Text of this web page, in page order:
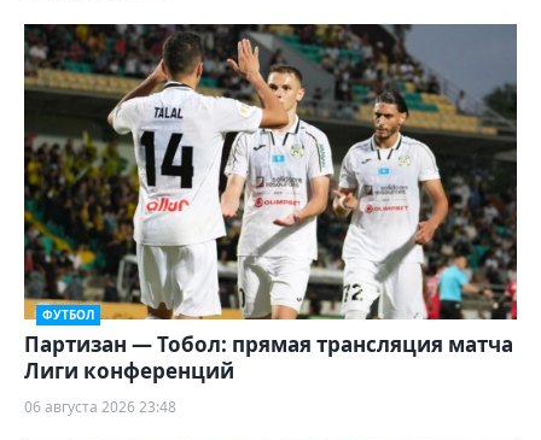
ФУТБОЛ
Партизан — Тобол: прямая трансляция матча
Лиги конференций
06 августа 2026 23:48